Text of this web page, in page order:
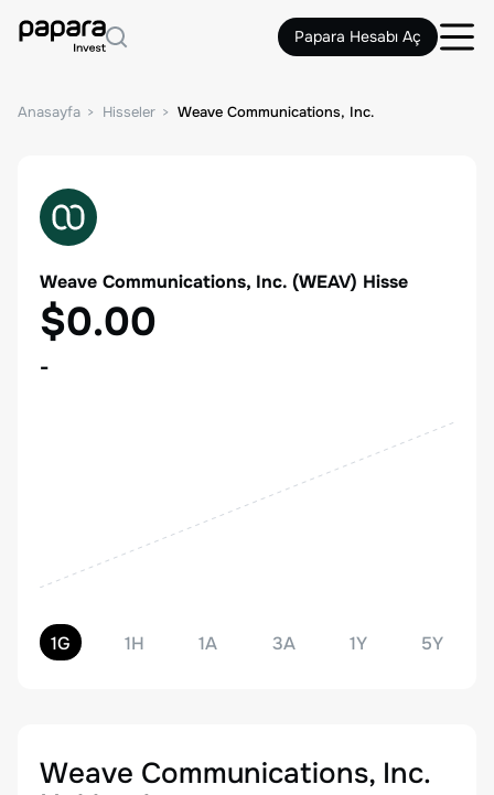
Papara Hesabı Aç
Anasayfa Hisseler Weave Communications, Inc.
Weave Communications, Inc. (WEAV) Hisse
$0.00
-
1G 1H 1A 3A 1Y 5Y
Weave Communications, Inc.